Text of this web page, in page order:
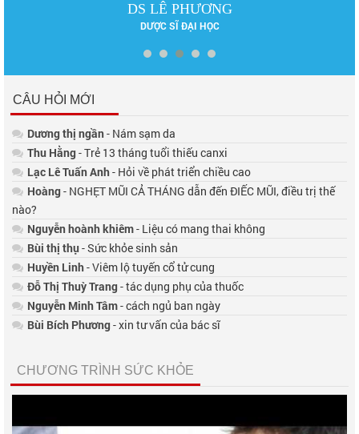
DS LÊ PHƯƠNG
DƯỢC SĨ ĐẠI HỌC
CÂU HỎI MỚI
Dương thị ngần- Nám sạm da
Thu Hằng- Trẻ 13 tháng tuổi thiếu canxi
Lạc Lê Tuấn Anh- Hỏi về phát triển chiều cao
Hoàng- NGHẸT MŨI CẢ THÁNG dẫn đến ĐIẾC MŨI, điều trị thế
nào?
Nguyễn hoành khiêm- Liệu có mang thai không
Bùi thị thụ- Sức khỏe sinh sản
Huyền Linh- Viêm lộ tuyến cổ tử cung
Đỗ Thị Thuỳ Trang- tác dụng phụ của thuốc
Nguyễn Minh Tâm- cách ngủ ban ngày
Bùi Bích Phương- xin tư vấn của bác sĩ
CHƯƠNG TRÌNH SỨC KHỎE